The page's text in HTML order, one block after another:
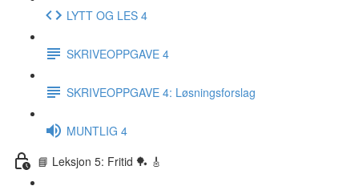
LYTT OG LES 4
SKRIVEOPPGAVE 4
SKRIVEOPPGAVE 4: Løsningsforslag
MUNTLIG 4
📘 Leksjon 5: Fritid 🏓 🎸